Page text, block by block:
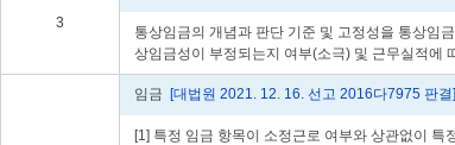
3
통상임금의 개념과 판단 기준 및 고정성을 통상임
상임금성이 부정되는지 여부(소극) 및 근무실적에
임금 [대법원 2021. 12. 16. 선고 2016다7975 판결]
[1] 특정 임금 항목이 소정근로 여부와 상관없이